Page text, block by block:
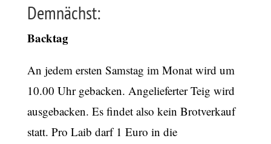
Demnächst:
Backtag
An jedem ersten Samstag im Monat wird um
10.00 Uhr gebacken. Angelieferter Teig wird
ausgebacken. Es findet also kein Brotverkauf
statt. Pro Laib darf 1 Euro in die